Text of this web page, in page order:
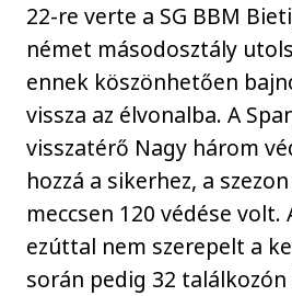
22-re verte a SG BBM
német másodosztály
ennek köszönhetően
vissza az élvonalba. A
visszatérő Nagy három
hozzá a sikerhez, a
meccsen 120 védése
ezúttal nem szerepelt a
során pedig 32